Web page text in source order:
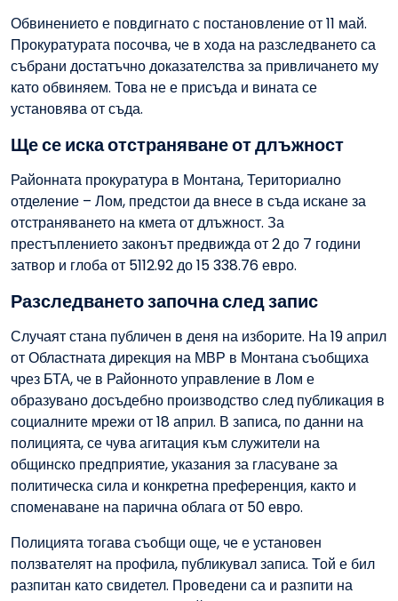
Обвинението е повдигнато с постановление от 11 май.
Прокуратурата посочва, че в хода на разследването са
събрани достатъчно доказателства за привличането му
като обвиняем. Това не е присъда и вината се
установява от съда.
Ще се иска отстраняване от длъжност
Районната прокуратура в Монтана, Териториално
отделение – Лом, предстои да внесе в съда искане за
отстраняването на кмета от длъжност. За
престъплението законът предвижда от 2 до 7 години
затвор и глоба от 5112.92 до 15 338.76 евро.
Разследването започна след запис
Случаят стана публичен в деня на изборите. На 19 април
от Областната дирекция на МВР в Монтана съобщиха
чрез БТА, че в Районното управление в Лом е
образувано досъдебно производство след публикация в
социалните мрежи от 18 април. В записа, по данни на
полицията, се чува агитация към служители на
общинско предприятие, указания за гласуване за
политическа сила и конкретна преференция, както и
споменаване на парична облага от 50 евро.
Полицията тогава съобщи още, че е установен
ползвателят на профила, публикувал записа. Той е бил
разпитан като свидетел. Проведени са и разпити на